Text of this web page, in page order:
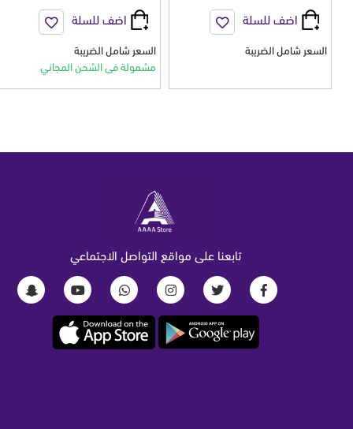
اضف للسلة
السعر شامل الضريبة
اضف للسلة
السعر شامل الضريبة
مشمولة فى الشحن المجاني
تابعنا على مواقع التواصل الاجتماعي